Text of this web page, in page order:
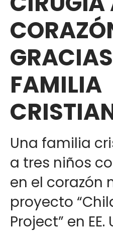
FAMILIA
Una familia
a tres niños
en el corazón
proyecto
Project” en EE.